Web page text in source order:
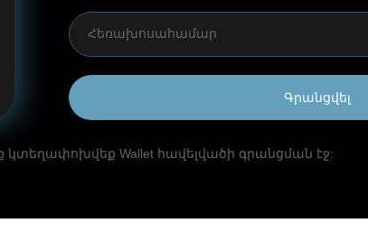
Գրանցվել
Wallet հավելվածի գրանցման էջ: